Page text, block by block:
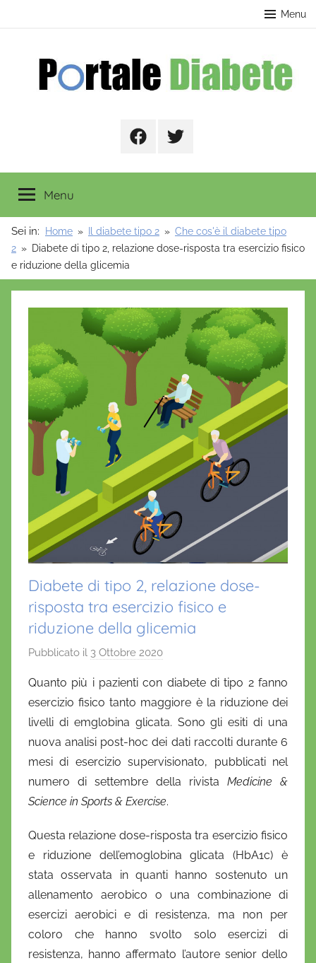
Menu
FacebookTwitter
Menu
Sei in: Home Il diabete tipo 2
Che cos'è il diabete tipo
2
Diabete di tipo 2, relazione dose-risposta tra esercizio fisico
e riduzione della glicemia
Diabete di tipo 2, relazione dose-
risposta tra esercizio fisico e
riduzione della glicemia
Pubblicato il 3 Ottobre 2020
D
a
n
i
e
l
a
'
O
n
f
Quanto più i pazienti con diabete di tipo 2 fanno
esercizio fisico tanto maggiore è la riduzione dei
livelli di emglobina glicata. Sono gli esiti di una
nuova analisi post-hoc dei dati raccolti durante 6
mesi di esercizio supervisionato, pubblicati nel
numero di settembre della rivista Medicine &
Science in Sports & Exercise.
Questa relazione dose-risposta tra esercizio fisico
e riduzione dell’emoglobina glicata (HbA1c) è
stata osservata in quanti hanno sostenuto un
allenamento aerobico o una combinazione di
esercizi aerobici e di resistenza, ma non per
coloro che hanno svolto solo esercizi di
resistenza, hanno affermato l’autore senior dello